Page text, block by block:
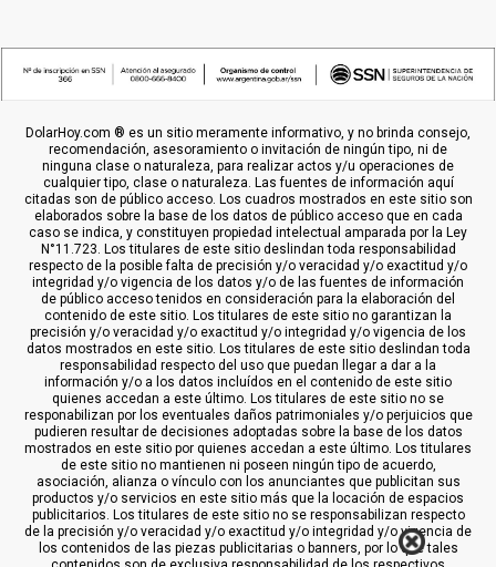
DolarHoy.com ® es un sitio meramente informativo, y no brinda consejo,
recomendación, asesoramiento o invitación de ningún tipo, ni de
ninguna clase o naturaleza, para realizar actos y/u operaciones de
cualquier tipo, clase o naturaleza. Las fuentes de información aquí
citadas son de público acceso. Los cuadros mostrados en este sitio son
elaborados sobre la base de los datos de público acceso que en cada
caso se indica, y constituyen propiedad intelectual amparada por la Ley
N°11.723. Los titulares de este sitio deslindan toda responsabilidad
respecto de la posible falta de precisión y/o veracidad y/o exactitud y/o
integridad y/o vigencia de los datos y/o de las fuentes de información
de público acceso tenidos en consideración para la elaboración del
contenido de este sitio. Los titulares de este sitio no garantizan la
precisión y/o veracidad y/o exactitud y/o integridad y/o vigencia de los
datos mostrados en este sitio. Los titulares de este sitio deslindan toda
responsabilidad respecto del uso que puedan llegar a dar a la
información y/o a los datos incluídos en el contenido de este sitio
quienes accedan a este último. Los titulares de este sitio no se
responabilizan por los eventuales daños patrimoniales y/o perjuicios que
pudieren resultar de decisiones adoptadas sobre la base de los datos
mostrados en este sitio por quienes accedan a este último. Los titulares
de este sitio no mantienen ni poseen ningún tipo de acuerdo,
asociación, alianza o vínculo con los anunciantes que publicitan sus
productos y/o servicios en este sitio más que la locación de espacios
publicitarios. Los titulares de este sitio no se responsabilizan respecto
de la precisión y/o veracidad y/o exactitud y/o integridad y/o vigencia de
los contenidos de las piezas publicitarias o banners, por lo que tales